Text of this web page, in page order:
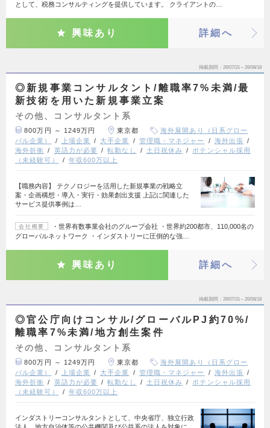
として、税務コンサルティングを提供しています。 クライアントの…
興味あり 詳細へ
掲載期間 26/07/31～26/08/18
◎新規事業コンサルタント/離職率7%未満/最
新技術を用いた新規事業立案
その他、コンサルタント系
800万円 ～ 1249万円 東京都
海外展開あり（日系グロー
バル企業）
上場企業 大手企業 管理職・マネジャー
海外出張
海外折衝
英語力が必要 転勤なし 土日祝休み
ポテンシャル採用
（未経験可）
年収600万以上
【職務内容】 テクノロジーを活用した新規事業の戦略立
案・企画構想・導入・実行・効果創出支援 上記に関連した
サービス提供事例は…
会社概要
・世界有数事業会社のグループ会社 ・世界約200都市、110,000名の
グローバルネットワーク ・インダストリーに圧倒的な強…
興味あり 詳細へ
掲載期間 26/07/31～26/08/18
◎官公庁向けコンサル/グローバルPJ約70%/
離職率7%未満/地方創生案件
その他、コンサルタント系
800万円 ～ 1249万円 東京都
海外展開あり（日系グロー
バル企業）
上場企業 大手企業 管理職・マネジャー
海外出張
海外折衝
英語力が必要 転勤なし 土日祝休み
ポテンシャル採用
（未経験可）
年収600万以上
インダストリーコンサルタントとして、中央省庁、独立行政